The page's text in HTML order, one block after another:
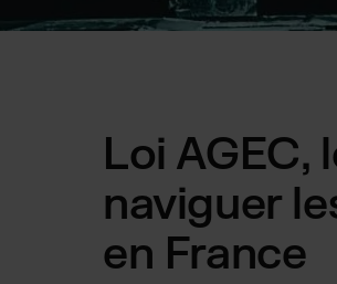
Loi AGEC,
naviguer
en France